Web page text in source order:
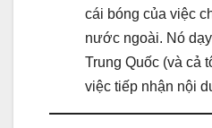
cái bóng của việc
nước ngoài. Nó
Trung Quốc (và cả
việc tiếp nhận nội